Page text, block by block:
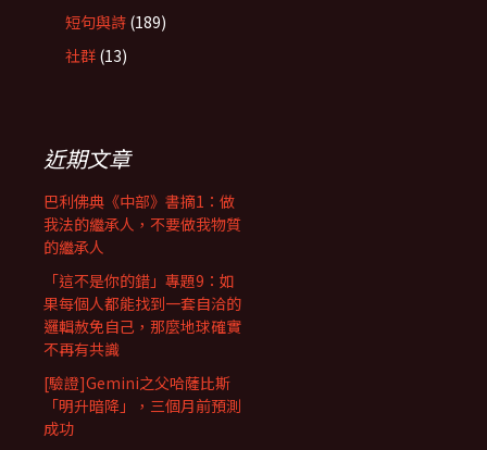
短句與詩 (189)
社群 (13)
近期文章
巴利佛典《中部》書摘1：做
我法的繼承人，不要做我物質
的繼承人
「這不是你的錯」專題9：如
果每個人都能找到一套自洽的
邏輯赦免自己，那麼地球確實
不再有共識
[驗證]Gemini之父哈薩比斯
「明升暗降」，三個月前預測
成功